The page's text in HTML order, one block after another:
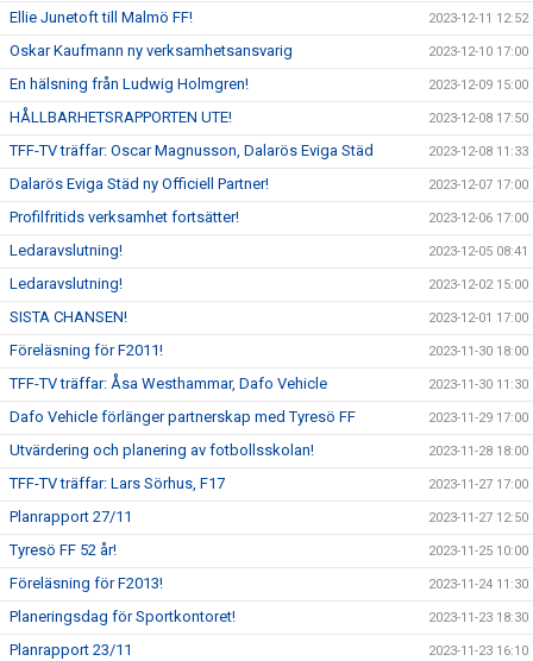
Ellie Junetoft till Malmö FF! 2023-12-11 12:52
Oskar Kaufmann ny verksamhetsansvarig 2023-12-10 17:00
En hälsning från Ludwig Holmgren! 2023-12-09 15:00
HÅLLBARHETSRAPPORTEN UTE! 2023-12-08 17:50
TFF-TV träffar: Oscar Magnusson, Dalarös Eviga Städ 2023-12-08 11:33
Dalarös Eviga Städ ny Officiell Partner! 2023-12-07 17:00
Profilfritids verksamhet fortsätter! 2023-12-06 17:00
Ledaravslutning! 2023-12-05 08:41
Ledaravslutning! 2023-12-02 15:00
SISTA CHANSEN! 2023-12-01 17:00
Föreläsning för F2011! 2023-11-30 18:00
TFF-TV träffar: Åsa Westhammar, Dafo Vehicle 2023-11-30 11:30
Dafo Vehicle förlänger partnerskap med Tyresö FF 2023-11-29 17:00
Utvärdering och planering av fotbollsskolan! 2023-11-28 18:00
TFF-TV träffar: Lars Sörhus, F17 2023-11-27 17:00
Planrapport 27/11 2023-11-27 12:50
Tyresö FF 52 år! 2023-11-25 10:00
Föreläsning för F2013! 2023-11-24 11:30
Planeringsdag för Sportkontoret! 2023-11-23 18:30
Planrapport 23/11 2023-11-23 16:10